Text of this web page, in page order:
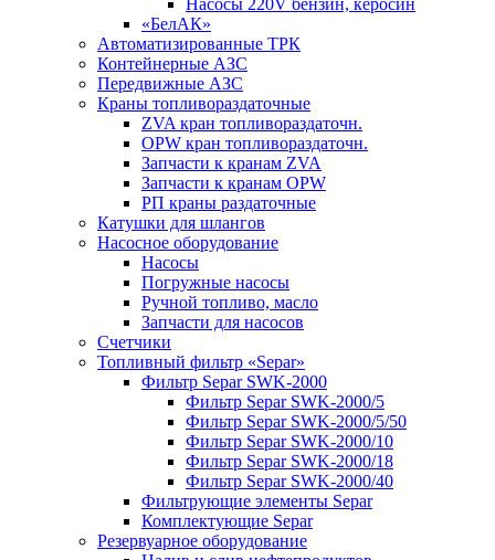
Насосы 220V бензин, керосин
«БелАК»
Автоматизированные ТРК
Контейнерные АЗС
Передвижные АЗС
Краны топливораздаточные
ZVA кран топливораздаточн.
OPW кран топливораздаточн.
Запчасти к кранам ZVA
Запчасти к кранам OPW
РП краны раздаточные
Катушки для шлангов
Насосное оборудование
Насосы
Погружные насосы
Ручной топливо, масло
Запчасти для насосов
Счетчики
Топливный фильтр «Separ»
Фильтр Separ SWK-2000
Фильтр Separ SWK-2000/5
Фильтр Separ SWK-2000/5/50
Фильтр Separ SWK-2000/10
Фильтр Separ SWK-2000/18
Фильтр Separ SWK-2000/40
Фильтрующие элементы Separ
Комплектующие Separ
Резервуарное оборудование